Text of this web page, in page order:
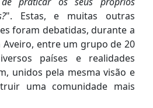
". Estas, e muitas outras
foram debatidas, durante a
Aveiro, entre um grupo de 20
países e realidades
unidos pela mesma visão e
uma comunidade mais